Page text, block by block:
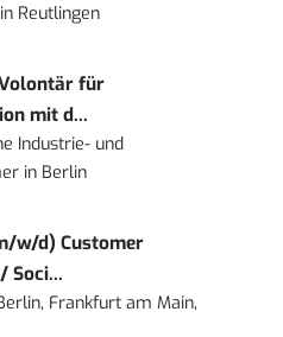
in Reutlingen
für
mit d...
Industrie- und
in Berlin
w/d) Customer
Soci...
Frankfurt am Main,